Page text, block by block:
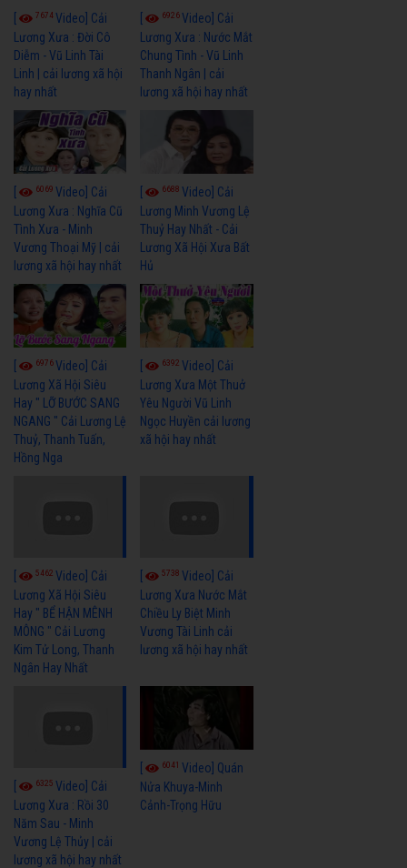
7674Video] Cải
Lương Xưa : Đời Cô
Diễm - Vũ Linh Tài
Linh | cải lương xã hội
hay nhất
6926Video] Cải
Lương Xưa : Nước Mắt
Chung Tình - Vũ Linh
Thanh Ngân | cải
lương xã hội hay nhất
6069 Video] Cải
Lương Xưa : Nghĩa Cũ
Tình Xưa - Minh
Vương Thoại Mỹ | cải
lương xã hội hay nhất
6688Video] Cải
Lương Minh Vương Lệ
Thuỷ Hay Nhất - Cải
Lương Xã Hội Xưa Bất
Hủ
6976Video] Cải
Lương Xã Hội Siêu
Hay " LỠ BƯỚC SANG
NGANG " Cải Lương Lệ
Thuỷ, Thanh Tuấn,
Hồng Nga
6392Video] Cải
Lương Xưa Một Thuở
Yêu Người Vũ Linh
Ngọc Huyền cải lương
xã hội hay nhất
5462 Video] Cải
Lương Xã Hội Siêu
Hay " BỂ HẬN MÊNH
MÔNG " Cải Lương
Kim Tử Long, Thanh
Ngân Hay Nhất
5738Video] Cải
Lương Xưa Nước Mắt
Chiều Ly Biệt Minh
Vương Tài Linh cải
lương xã hội hay nhất
6325 Video] Cải
Lương Xưa : Rồi 30
Năm Sau - Minh
Vương Lệ Thủy | cải
lương xã hội hay nhất
6041Video] Quán
Nửa Khuya-Minh
Cảnh-Trọng Hữu